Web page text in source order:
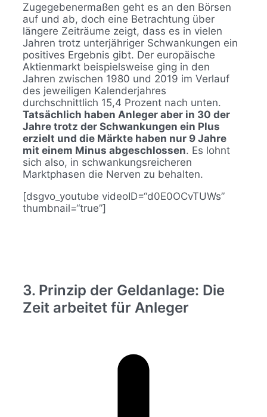
Zugegebenermaßen geht es an den Börsen
auf und ab, doch eine Betrachtung über
längere Zeiträume zeigt, dass es in vielen
Jahren trotz unterjähriger Schwankungen ein
positives Ergebnis gibt. Der europäische
Aktienmarkt beispielsweise ging in den
Jahren zwischen 1980 und 2019 im Verlauf
des jeweiligen Kalenderjahres
durchschnittlich 15,4 Prozent nach unten.
Tatsächlich haben Anleger aber in 30 der
Jahre trotz der Schwankungen ein Plus
erzielt und die Märkte haben nur 9 Jahre
mit einem Minus abgeschlossen. Es lohnt
sich also, in schwankungsreicheren
Marktphasen die Nerven zu behalten.
[dsgvo_youtube videoID=“d0E0OCvTUWs”
thumbnail=“true”]
3. Prinzip der Geldanlage: Die
Zeit arbeitet für Anleger